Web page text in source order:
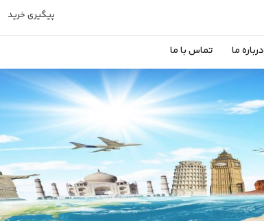
پیگیری خرید
درباره ما تماس با ما